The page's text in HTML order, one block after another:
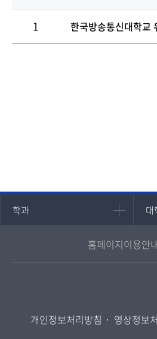
1 한국방송통신대학교
학과
인문과학대학 대
경
홈페이지이용안
개인정보처리방침 영상정보